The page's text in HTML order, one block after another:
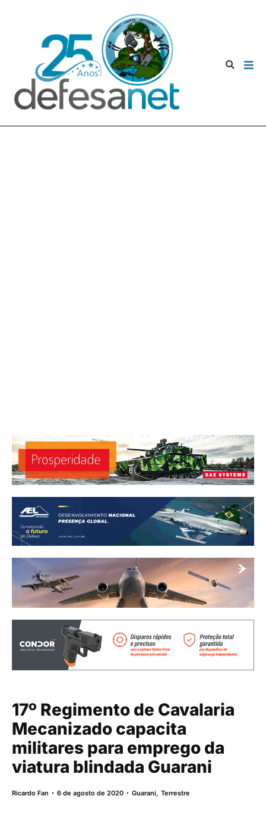
17º Regimento de Cavalaria
Mecanizado capacita
militares para emprego da
viatura blindada Guarani
Ricardo Fan 6 de agosto de 2020 Guarani,Terrestre